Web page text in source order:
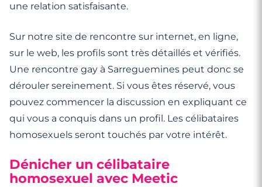
une relation satisfaisante.
Sur notre site de rencontre sur internet, en ligne,
sur le web, les profils sont très détaillés et vérifiés.
Une rencontre gay à Sarreguemines peut donc se
dérouler sereinement. Si vous êtes réservé, vous
pouvez commencer la discussion en expliquant ce
qui vous a conquis dans un profil. Les célibataires
homosexuels seront touchés par votre intérêt.
Dénicher un célibataire
homosexuel avec Meetic